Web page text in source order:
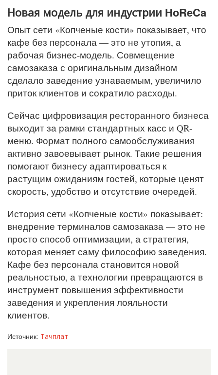
Новая модель для индустрии HoReCa
Опыт сети «Копченые кости» показывает, что
кафе без персонала — это не утопия, а
рабочая бизнес-модель. Совмещение
самозаказа с оригинальным дизайном
сделало заведение узнаваемым, увеличило
приток клиентов и сократило расходы.
Сейчас цифровизация ресторанного бизнеса
выходит за рамки стандартных касс и QR-
меню. Формат полного самообслуживания
активно завоевывает рынок. Такие решения
помогают бизнесу адаптироваться к
растущим ожиданиям гостей, которые ценят
скорость, удобство и отсутствие очередей.
История сети «Копченые кости» показывает:
внедрение терминалов самозаказа — это не
просто способ оптимизации, а стратегия,
которая меняет саму философию заведения.
Кафе без персонала становится новой
реальностью, а технологии превращаются в
инструмент повышения эффективности
заведения и укрепления лояльности
клиентов.
Источник: Тачплат